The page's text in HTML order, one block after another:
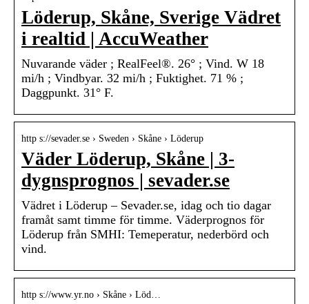
Löderup, Skåne, Sverige Vädret
i realtid | AccuWeather
Nuvarande väder ; RealFeel®. 26° ; Vind. W 18
mi/h ; Vindbyar. 32 mi/h ; Fuktighet. 71 % ;
Daggpunkt. 31° F.
http s://sevader.se › Sweden › Skåne › Löderup
Väder Löderup, Skåne | 3-
dygnsprognos | sevader.se
Vädret i Löderup – Sevader.se, idag och tio dagar
framåt samt timme för timme. Väderprognos för
Löderup från SMHI: Temeperatur, nederbörd och
vind.
http s://www.yr.no › Skåne › Löd…